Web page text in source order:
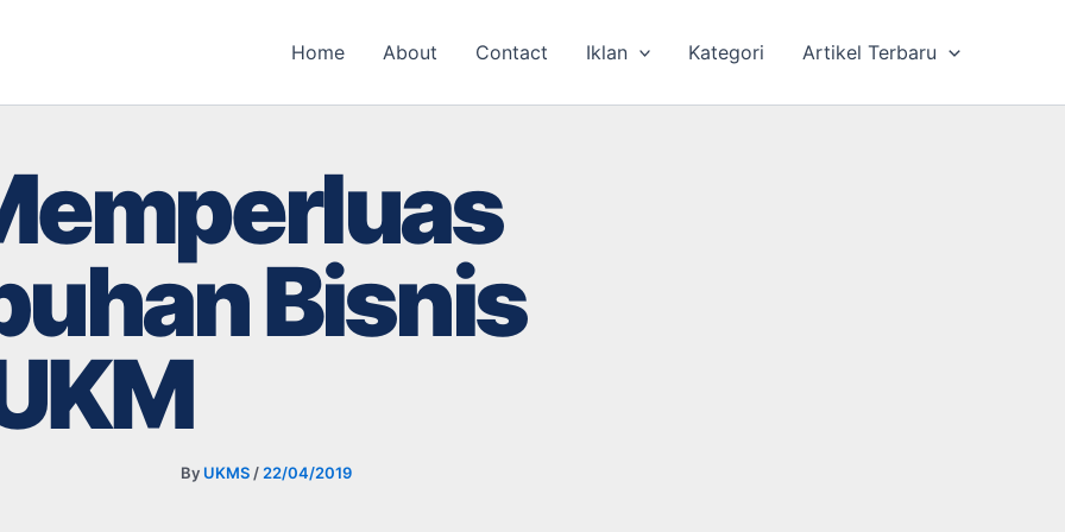
Home About Contact Iklan Kategori Artikel Terbaru
Bisnis
By UKMS / 22/04/2019